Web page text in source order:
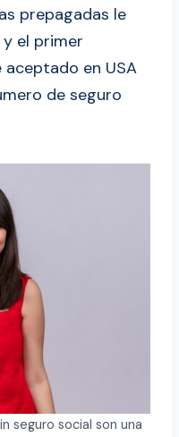
prepagadas le
el primer
en USA
de seguro
seguro social son una